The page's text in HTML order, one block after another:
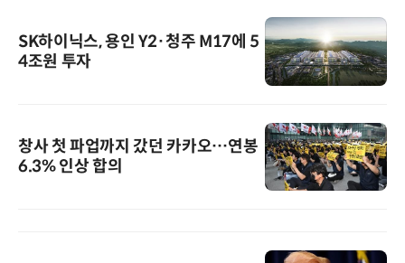
SK하이닉스, 용인 Y2·청주 M17에 5
4조원 투자
창사 첫 파업까지 갔던 카카오…연봉
6.3% 인상 합의